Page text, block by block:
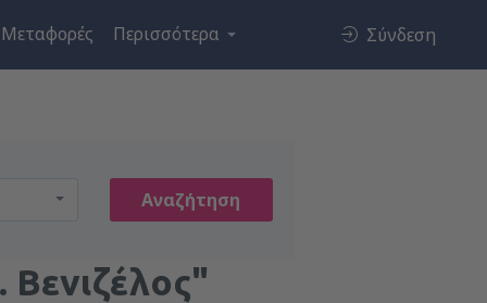
Μεταφορές Περισσότερα Σύνδεση
Αναζήτηση